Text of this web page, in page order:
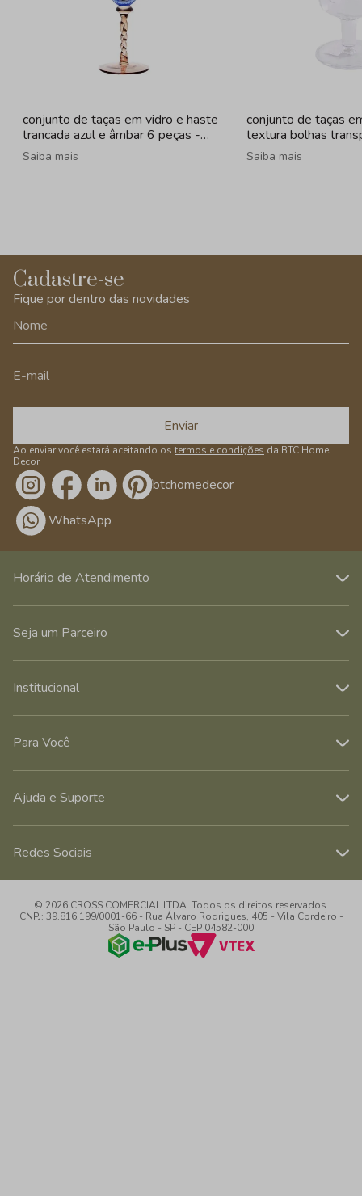
conjunto de taças em vidro e haste
trancada azul e âmbar 6 peças -
320ml
Saiba mais
conjunto de taças
textura bolhas
- 260ml
Saiba mais
Cadastre-se
Fique por dentro das novidades
Enviar
Ao enviar você estará aceitando os termos e condições da BTC Home
Decor
/btchomedecor
WhatsApp
Horário de Atendimento
Seja um Parceiro
Institucional
Para Você
Ajuda e Suporte
Redes Sociais
© 2026 CROSS COMERCIAL LTDA. Todos os direitos reservados.
CNPJ: 39.816.199/0001-66 - Rua Álvaro Rodrigues, 405 - Vila Cordeiro -
São Paulo - SP - CEP 04582-000